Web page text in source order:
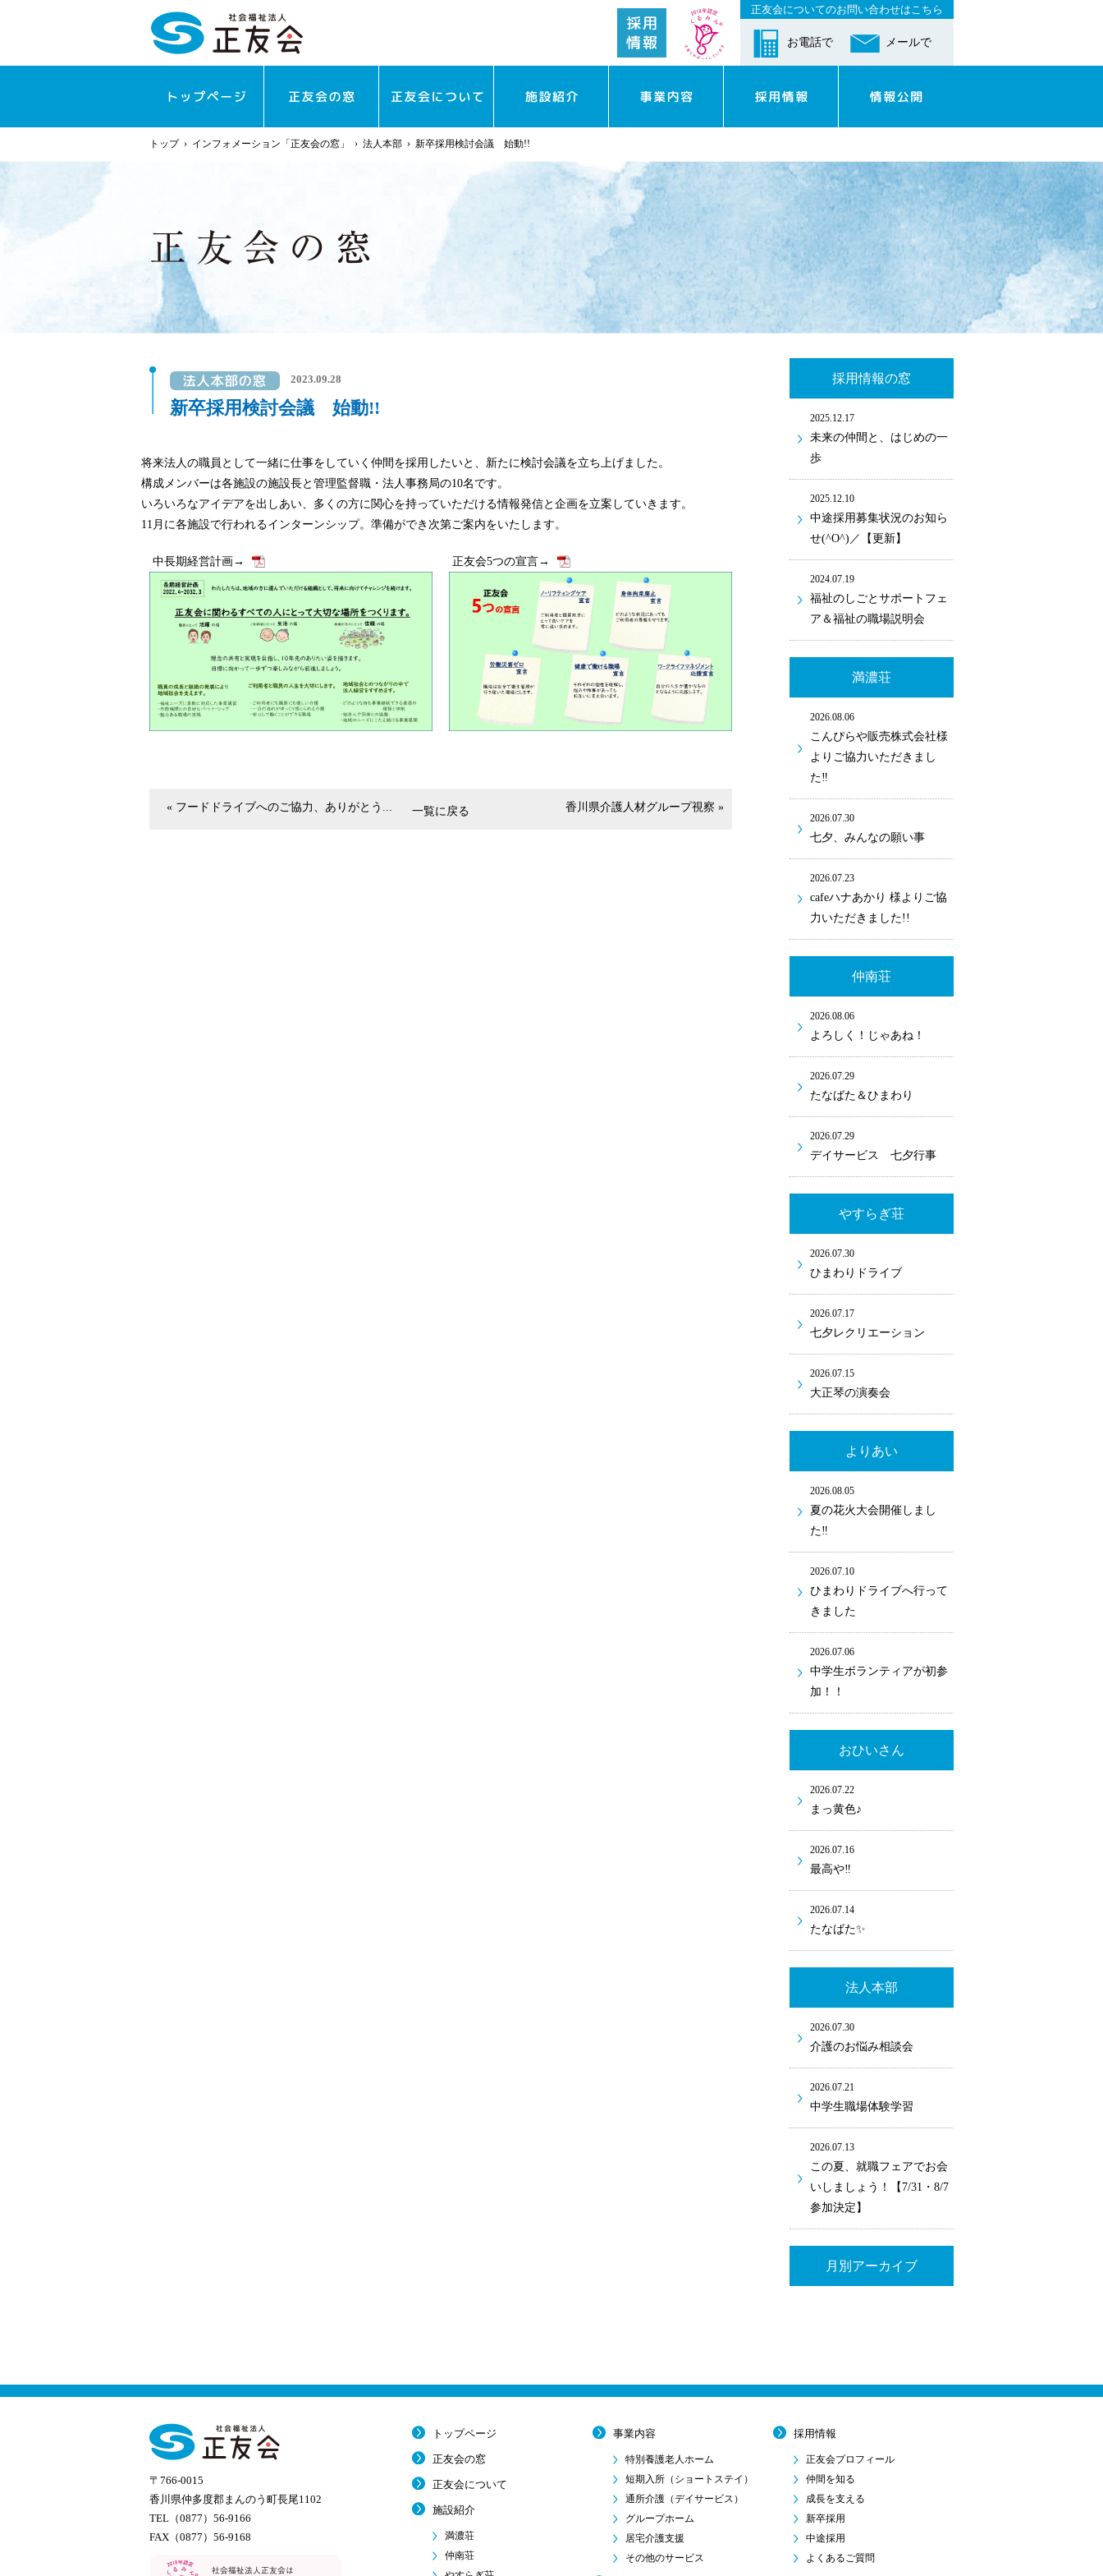
正友会についてのお問い合わせはこちら
お電話で メールで
トップ› インフォメーション「正友会の窓」 › 法人本部 › 新卒採用検討会議 始動!!
2023.09.28
新卒採用検討会議 始動!!
将来法人の職員として一緒に仕事をしていく仲間を採用したいと、新たに検討会議を立ち上げました。
構成メンバーは各施設の施設長と管理監督職・法人事務局の10名です。
いろいろなアイデアを出しあい、多くの方に関心を持っていただける情報発信と企画を立案していきます。
11月に各施設で行われるインターンシップ。準備ができ次第ご案内をいたします。
中長期経営計画→ 正友会5つの宣言→
« フードドライブへのご協力、ありがとう... 香川県介護人材グループ視察 »
一覧に戻る
採用情報の窓
2025.12.17
未来の仲間と、はじめの一
歩
2025.12.10
中途採用募集状況のお知ら
せ(^O^)／【更新】
2024.07.19
福祉のしごとサポートフェ
ア＆福祉の職場説明会
満濃荘
2026.08.06
こんぴらや販売株式会社様
よりご協力いただきまし
た‼
2026.07.30
七夕、みんなの願い事
2026.07.23
cafeハナあかり 様よりご協
力いただきました!!
仲南荘
2026.08.06
よろしく！じゃあね！
2026.07.29
たなばた＆ひまわり
2026.07.29
デイサービス 七夕行事
やすらぎ荘
2026.07.30
ひまわりドライブ
2026.07.17
七夕レクリエーション
2026.07.15
大正琴の演奏会
よりあい
2026.08.05
夏の花火大会開催しまし
た‼
2026.07.10
ひまわりドライブへ行って
きました
2026.07.06
中学生ボランティアが初参
加！！
おひいさん
2026.07.22
まっ黄色♪
2026.07.16
最高や‼
2026.07.14
たなばた✨
法人本部
2026.07.30
介護のお悩み相談会
2026.07.21
中学生職場体験学習
2026.07.13
この夏、就職フェアでお会
いしましょう！【7/31・8/7
参加決定】
月別アーカイブ
〒766-0015
香川県仲多度郡まんのう町長尾1102
TEL（0877）56-9166
FAX（0877）56-9168
トップページ
正友会の窓
正友会について
施設紹介
満濃荘
仲南荘
事業内容
特別養護老人ホーム
短期入所 （ショートステイ）
通所介護 （デイサービス）
グループホーム
居宅介護支援
その他のサービス
採用情報
正友会プロフィール
仲間を知る
成長を支える
新卒採用
中途採用
よくあるご質問